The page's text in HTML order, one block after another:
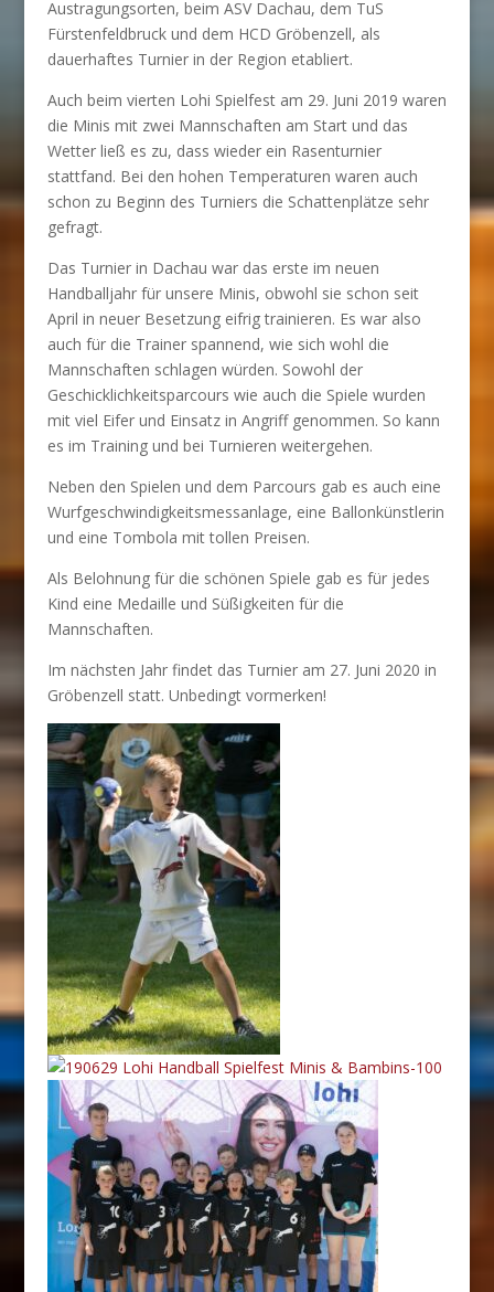
Austragungsorten, beim ASV Dachau, dem TuS
Fürstenfeldbruck und dem HCD Gröbenzell, als
dauerhaftes Turnier in der Region etabliert.
Auch beim vierten Lohi Spielfest am 29. Juni 2019 waren
die Minis mit zwei Mannschaften am Start und das
Wetter ließ es zu, dass wieder ein Rasenturnier
stattfand. Bei den hohen Temperaturen waren auch
schon zu Beginn des Turniers die Schattenplätze sehr
gefragt.
Das Turnier in Dachau war das erste im neuen
Handballjahr für unsere Minis, obwohl sie schon seit
April in neuer Besetzung eifrig trainieren. Es war also
auch für die Trainer spannend, wie sich wohl die
Mannschaften schlagen würden. Sowohl der
Geschicklichkeitsparcours wie auch die Spiele wurden
mit viel Eifer und Einsatz in Angriff genommen. So kann
es im Training und bei Turnieren weitergehen.
Neben den Spielen und dem Parcours gab es auch eine
Wurfgeschwindigkeitsmessanlage, eine Ballonkünstlerin
und eine Tombola mit tollen Preisen.
Als Belohnung für die schönen Spiele gab es für jedes
Kind eine Medaille und Süßigkeiten für die
Mannschaften.
Im nächsten Jahr findet das Turnier am 27. Juni 2020 in
Gröbenzell statt. Unbedingt vormerken!